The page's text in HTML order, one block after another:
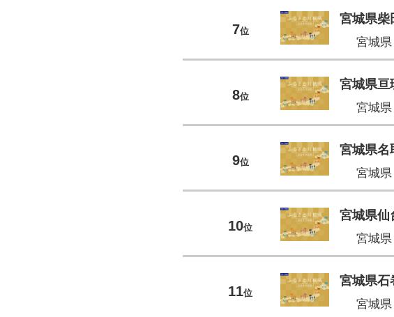
7位
宮城県柴
宮城県
8位
宮城県亘
宮城県
9位
宮城県名
宮城県
10位
宮城県仙
宮城県
11位
宮城県石
宮城県